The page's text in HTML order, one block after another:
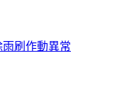
刷作動異常